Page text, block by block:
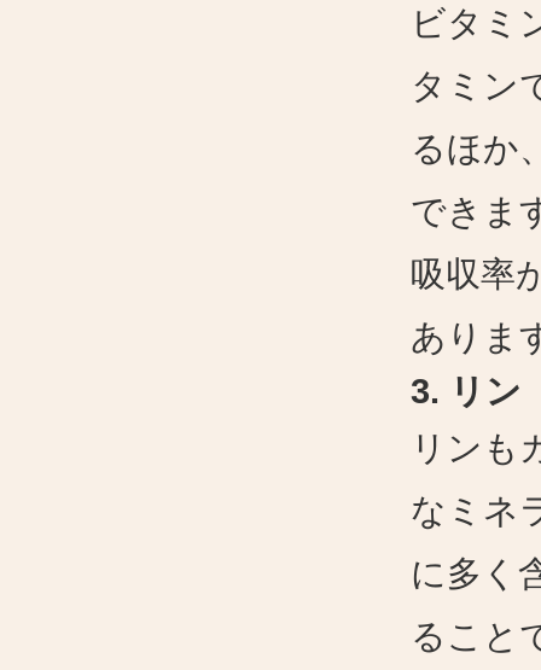
ビタミ
タミン
るほか
できま
吸収率
ありま
3. リン
リンも
なミネ
に多く
ること